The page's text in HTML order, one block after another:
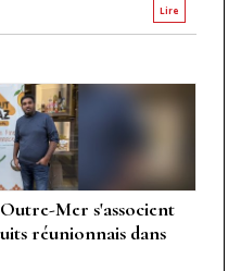
Lire
Mer s'associent
réunionnais dans